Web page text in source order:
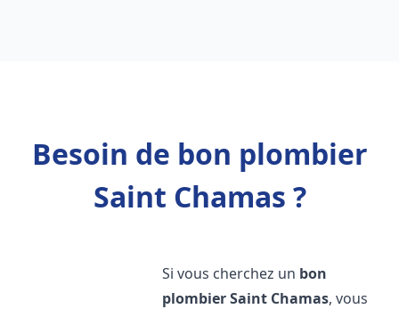
Besoin de bon plombier
Saint Chamas ?
Si vous cherchez un bon
plombierSaint Chamas, vous